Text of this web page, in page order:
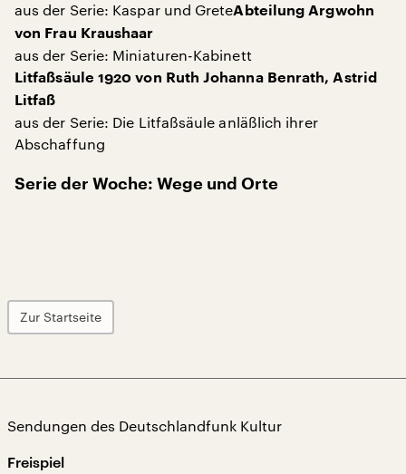
aus der Serie: Kaspar und GreteAbteilung Argwohn
von Frau Kraushaar
aus der Serie: Miniaturen-Kabinett
Litfaßsäule 1920 von Ruth Johanna Benrath, Astrid
Litfaß
aus der Serie: Die Litfaßsäule anläßlich ihrer
Abschaffung
Serie der Woche: Wege und Orte
Zur Startseite
Sendungen des Deutschlandfunk Kultur
Freispiel